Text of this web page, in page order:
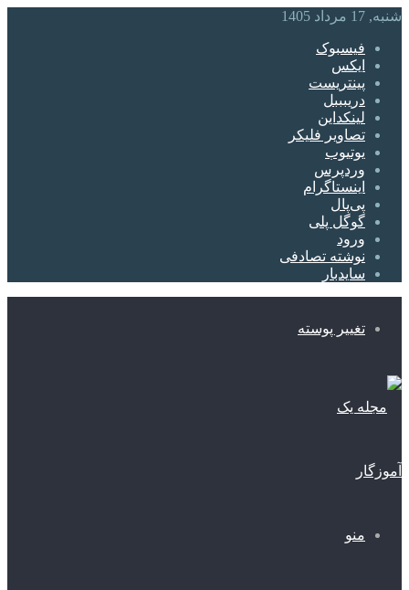
شنبه, 17 مرداد 1405
فیسبوک
ایکس
پینتریست
دریبببل
لینکداین
تصاویر فلیکر
یوتیوب
وردپرس
اینستاگرام
پی‌پال
گوگل پلی
ورود
نوشته تصادفی
سایدبار
تغییر پوسته
منو